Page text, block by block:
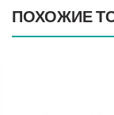
ПОХОЖИЕ